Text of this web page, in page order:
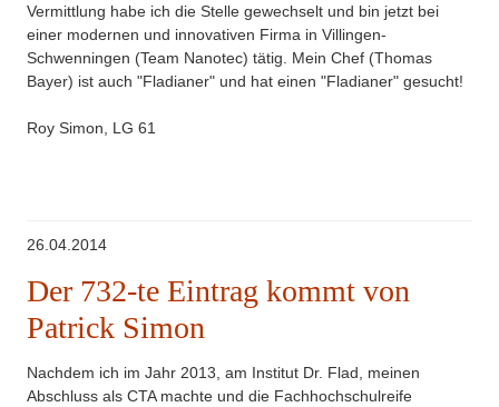
Vermittlung habe ich die Stelle gewechselt und bin jetzt bei
einer modernen und innovativen Firma in Villingen-
Schwenningen (Team Nanotec) tätig. Mein Chef (Thomas
Bayer) ist auch "Fladianer" und hat einen "Fladianer" gesucht!
Roy Simon, LG 61
26.04.2014
Der 732-te Eintrag kommt von
Patrick Simon
Nachdem ich im Jahr 2013, am Institut Dr. Flad, meinen
Abschluss als CTA machte und die Fachhochschulreife